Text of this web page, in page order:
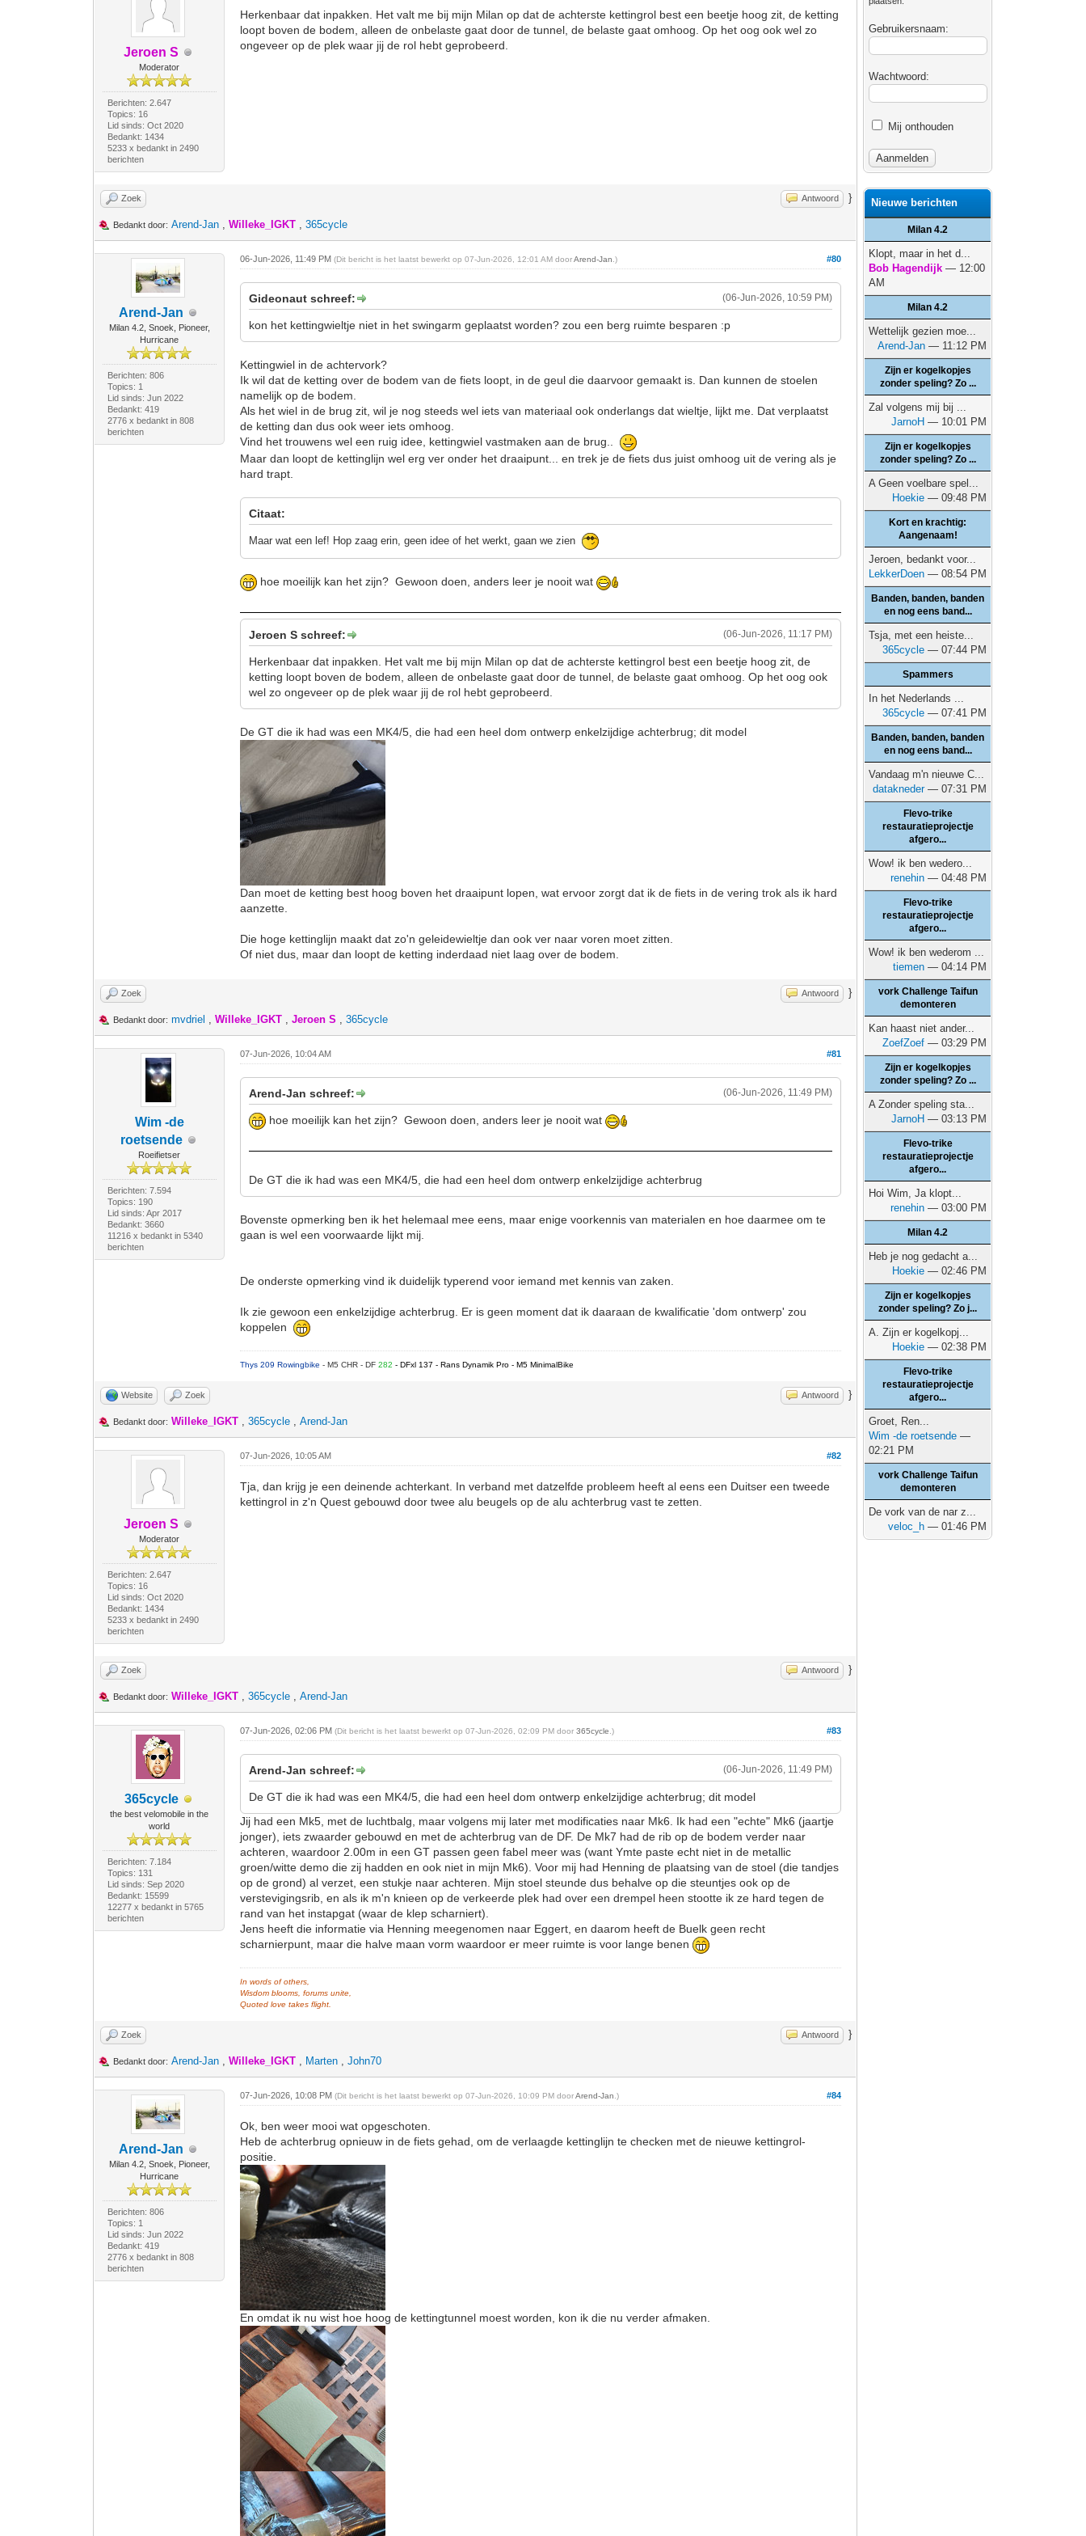
Jeroen S
Moderator
Berichten: 2.647
Topics: 16
Lid sinds: Oct 2020
Bedankt: 1434
5233 x bedankt in 2490
berichten
Herkenbaar dat inpakken. Het valt me bij mijn Milan op dat de achterste kettingrol best een beetje hoog zit, de ketting
loopt boven de bodem, alleen de onbelaste gaat door de tunnel, de belaste gaat omhoog. Op het oog ook wel zo
ongeveer op de plek waar jij de rol hebt geprobeerd.
Zoek Antwoord }
Bedankt door: Arend-Jan ,Willeke_IGKT ,365cycle
Arend-Jan
Milan 4.2, Snoek, Pioneer,
Hurricane
Berichten: 806
Topics: 1
Lid sinds: Jun 2022
Bedankt: 419
2776 x bedankt in 808
berichten
#80
06-Jun-2026, 11:49 PM(Dit bericht is het laatst bewerkt op 07-Jun-2026, 12:01 AM doorArend-Jan .)
(06-Jun-2026, 10:59 PM)
Gideonaut schreef:
kon het kettingwieltje niet in het swingarm geplaatst worden? zou een berg ruimte besparen :p
Kettingwiel in de achtervork?
Ik wil dat de ketting over de bodem van de fiets loopt, in de geul die daarvoor gemaakt is. Dan kunnen de stoelen
namelijk op de bodem.
Als het wiel in de brug zit, wil je nog steeds wel iets van materiaal ook onderlangs dat wieltje, lijkt me. Dat verplaatst
de ketting dan dus ook weer iets omhoog.
Vind het trouwens wel een ruig idee, kettingwiel vastmaken aan de brug..
Maar dan loopt de kettinglijn wel erg ver onder het draaipunt... en trek je de fiets dus juist omhoog uit de vering als je
hard trapt.
Citaat:
Maar wat een lef! Hop zaag erin, geen idee of het werkt, gaan we zien
hoe moeilijk kan het zijn? Gewoon doen, anders leer je nooit wat
(06-Jun-2026, 11:17 PM)
Jeroen S schreef:
Herkenbaar dat inpakken. Het valt me bij mijn Milan op dat de achterste kettingrol best een beetje hoog zit, de
ketting loopt boven de bodem, alleen de onbelaste gaat door de tunnel, de belaste gaat omhoog. Op het oog ook
wel zo ongeveer op de plek waar jij de rol hebt geprobeerd.
De GT die ik had was een MK4/5, die had een heel dom ontwerp enkelzijdige achterbrug; dit model
Dan moet de ketting best hoog boven het draaipunt lopen, wat ervoor zorgt dat ik de fiets in de vering trok als ik hard
aanzette.
Die hoge kettinglijn maakt dat zo'n geleidewieltje dan ook ver naar voren moet zitten.
Of niet dus, maar dan loopt de ketting inderdaad niet laag over de bodem.
Zoek Antwoord }
Bedankt door: mvdriel ,Willeke_IGKT ,Jeroen S ,365cycle
Wim -de
roetsende
Roeifietser
Berichten: 7.594
Topics: 190
Lid sinds: Apr 2017
Bedankt: 3660
11216 x bedankt in 5340
berichten
#81
07-Jun-2026, 10:04 AM
(06-Jun-2026, 11:49 PM)
Arend-Jan schreef:
hoe moeilijk kan het zijn? Gewoon doen, anders leer je nooit wat
De GT die ik had was een MK4/5, die had een heel dom ontwerp enkelzijdige achterbrug
Bovenste opmerking ben ik het helemaal mee eens, maar enige voorkennis van materialen en hoe daarmee om te
gaan is wel een voorwaarde lijkt mij.
De onderste opmerking vind ik duidelijk typerend voor iemand met kennis van zaken.
Ik zie gewoon een enkelzijdige achterbrug. Er is geen moment dat ik daaraan de kwalificatie 'dom ontwerp' zou
koppelen
Thys 209 Rowingbike- M5 CHR - DF282- DFxl 137 - Rans Dynamik Pro - M5 MinimalBike
Website Zoek Antwoord }
Bedankt door: Willeke_IGKT ,365cycle ,Arend-Jan
Jeroen S
Moderator
Berichten: 2.647
Topics: 16
Lid sinds: Oct 2020
Bedankt: 1434
5233 x bedankt in 2490
berichten
#82
07-Jun-2026, 10:05 AM
Tja, dan krijg je een deinende achterkant. In verband met datzelfde probleem heeft al eens een Duitser een tweede
kettingrol in z'n Quest gebouwd door twee alu beugels op de alu achterbrug vast te zetten.
Zoek Antwoord }
Bedankt door: Willeke_IGKT ,365cycle ,Arend-Jan
365cycle
the best velomobile in the
world
Berichten: 7.184
Topics: 131
Lid sinds: Sep 2020
Bedankt: 15599
12277 x bedankt in 5765
berichten
#83
07-Jun-2026, 02:06 PM(Dit bericht is het laatst bewerkt op 07-Jun-2026, 02:09 PM door365cycle .)
(06-Jun-2026, 11:49 PM)
Arend-Jan schreef:
De GT die ik had was een MK4/5, die had een heel dom ontwerp enkelzijdige achterbrug; dit model
Jij had een Mk5, met de luchtbalg, maar volgens mij later met modificaties naar Mk6. Ik had een "echte" Mk6 (jaartje
jonger), iets zwaarder gebouwd en met de achterbrug van de DF. De Mk7 had de rib op de bodem verder naar
achteren, waardoor 2.00m in een GT passen geen fabel meer was (want Ymte paste echt niet in de metallic
groen/witte demo die zij hadden en ook niet in mijn Mk6). Voor mij had Henning de plaatsing van de stoel (die tandjes
op de grond) al verzet, een stukje naar achteren. Mijn stoel steunde dus behalve op die steuntjes ook op de
verstevigingsrib, en als ik m'n knieen op de verkeerde plek had over een drempel heen stootte ik ze hard tegen de
rand van het instapgat (waar de klep scharniert).
Jens heeft die informatie via Henning meegenomen naar Eggert, en daarom heeft de Buelk geen recht
scharnierpunt, maar die halve maan vorm waardoor er meer ruimte is voor lange benen
In words of others,
Wisdom blooms, forums unite,
Quoted love takes flight.
Zoek Antwoord }
Bedankt door: Arend-Jan ,Willeke_IGKT , Marten ,John70
Arend-Jan
Milan 4.2, Snoek, Pioneer,
Hurricane
Berichten: 806
Topics: 1
Lid sinds: Jun 2022
Bedankt: 419
2776 x bedankt in 808
berichten
#84
07-Jun-2026, 10:08 PM(Dit bericht is het laatst bewerkt op 07-Jun-2026, 10:09 PM doorArend-Jan .)
Ok, ben weer mooi wat opgeschoten.
Heb de achterbrug opnieuw in de fiets gehad, om de verlaagde kettinglijn te checken met de nieuwe kettingrol-
positie.
En omdat ik nu wist hoe hoog de kettingtunnel moest worden, kon ik die nu verder afmaken.
Gebruikersnaam:
Wachtwoord:
Mij onthouden
Nieuwe berichten
Milan 4.2
Klopt, maar in het d...
Bob Hagendijk — 12:00
AM
Milan 4.2
Wettelijk gezien moe...
Arend-Jan — 11:12 PM
Zijn er kogelkopjes
zonder speling? Zo ...
Zal volgens mij bij ...
JarnoH — 10:01 PM
Zijn er kogelkopjes
zonder speling? Zo ...
A Geen voelbare spel...
Hoekie — 09:48 PM
Kort en krachtig:
Aangenaam!
Jeroen, bedankt voor...
LekkerDoen — 08:54 PM
Banden, banden, banden
en nog eens band...
Tsja, met een heiste...
365cycle — 07:44 PM
Spammers
In het Nederlands ...
365cycle — 07:41 PM
Banden, banden, banden
en nog eens band...
Vandaag m'n nieuwe C...
datakneder— 07:31 PM
Flevo-trike
restauratieprojectje
afgero...
Wow! ik ben wedero...
renehin — 04:48 PM
Flevo-trike
restauratieprojectje
afgero...
Wow! ik ben wederom ...
tiemen — 04:14 PM
vork Challenge Taifun
demonteren
Kan haast niet ander...
ZoefZoef — 03:29 PM
Zijn er kogelkopjes
zonder speling? Zo ...
A Zonder speling sta...
JarnoH — 03:13 PM
Flevo-trike
restauratieprojectje
afgero...
Hoi Wim, Ja klopt...
renehin — 03:00 PM
Milan 4.2
Heb je nog gedacht a...
Hoekie — 02:46 PM
Zijn er kogelkopjes
zonder speling? Zo j...
A. Zijn er kogelkopj...
Hoekie — 02:38 PM
Flevo-trike
restauratieprojectje
afgero...
Groet, Ren...
Wim -de roetsende —
02:21 PM
vork Challenge Taifun
demonteren
De vork van de nar z...
veloc_h — 01:46 PM